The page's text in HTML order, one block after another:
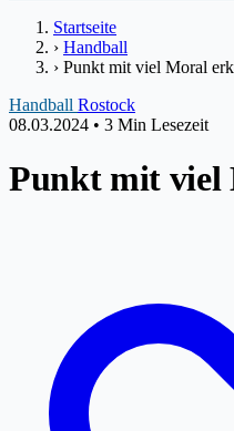
Startseite
› Handball
› Punkt mit viel Moral
Handball Rostock
08.03.2024 • 3 Min Lesezeit
Punkt mit